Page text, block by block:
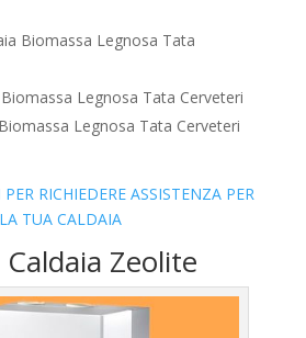
Biomassa Legnosa Tata
Legnosa Tata Cerveteri
Legnosa Tata Cerveteri
RICHIEDERE ASSISTENZA PER
LA TUA CALDAIA
Zeolite